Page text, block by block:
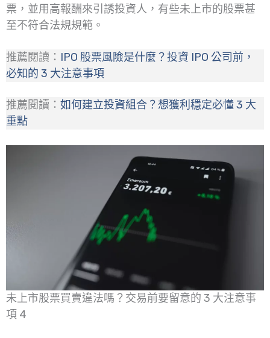
票，並用高報酬來引誘投資人，有些未上市的股票甚
至不符合法規規範。
推薦閱讀： IPO 股票風險是什麼？投資 IPO 公司前，
必知的 3 大注意事項
推薦閱讀： 如何建立投資組合？想獲利穩定必懂 3 大
重點
未上市股票買賣違法嗎？交易前要留意的 3 大注意事
項 4